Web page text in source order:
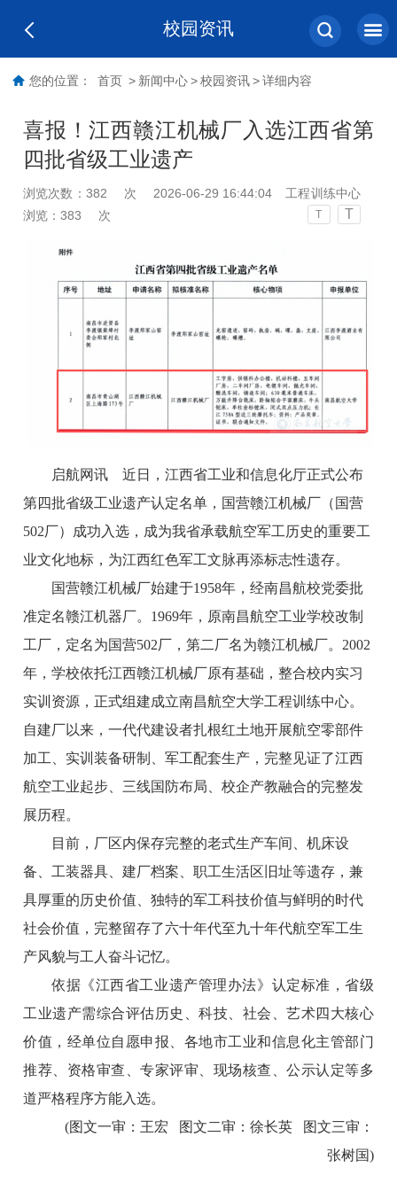
校园资讯
您的位置： 首页 > 新闻中心 > 校园资讯 > 详细内容
喜报！江西赣江机械厂入选江西省第
四批省级工业遗产
浏览次数： 382 次 2026-06-29 16:44:04
工程训练中心
浏览：383 次 T T
启航网讯 近日，江西省工业和信息化厅正式公布
第四批省级工业遗产认定名单，国营赣江机械厂（国营
502厂）成功入选，成为我省承载航空军工历史的重要工
业文化地标，为江西红色军工文脉再添标志性遗存。
国营赣江机械厂始建于1958年，经南昌航校党委批
准定名赣江机器厂。1969年，原南昌航空工业学校改制
工厂，定名为国营502厂，第二厂名为赣江机械厂。2002
年，学校依托江西赣江机械厂原有基础，整合校内实习
实训资源，正式组建成立南昌航空大学工程训练中心。
自建厂以来，一代代建设者扎根红土地开展航空零部件
加工、实训装备研制、军工配套生产，完整见证了江西
航空工业起步、三线国防布局、校企产教融合的完整发
展历程。
目前，厂区内保存完整的老式生产车间、机床设
备、工装器具、建厂档案、职工生活区旧址等遗存，兼
具厚重的历史价值、独特的军工科技价值与鲜明的时代
社会价值，完整留存了六十年代至九十年代航空军工生
产风貌与工人奋斗记忆。
依据《江西省工业遗产管理办法》认定标准，省级
工业遗产需综合评估历史、科技、社会、艺术四大核心
价值，经单位自愿申报、各地市工业和信息化主管部门
推荐、资格审查、专家评审、现场核查、公示认定等多
道严格程序方能入选。
(图文一审：王宏 图文二审：徐长英 图文三审：
张树国)